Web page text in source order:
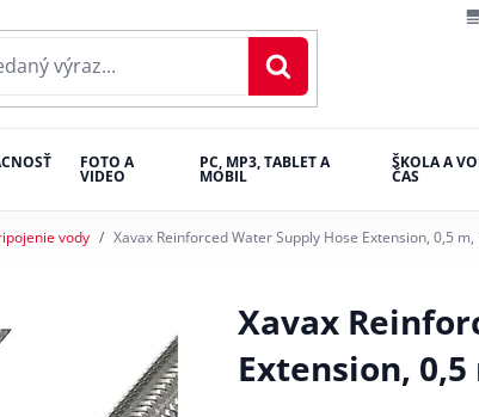
FOTO A
VIDEO
PC, MP3, TABLET A
MOBIL
ŠKOLA A
ČAS
vody Xavax Reinforced Water Supply Hose Extension, 0,5
Xavax
Extension,